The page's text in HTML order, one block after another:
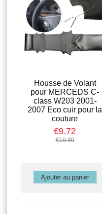
Housse de Volant
pour MERCEDS C-
class W203 2001-
2007 Eco cuir pour la
couture
€9.72
€10.80